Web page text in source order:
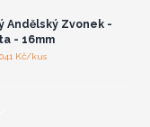
Andělský Zvonek -
- 16mm
041 Kč/kus